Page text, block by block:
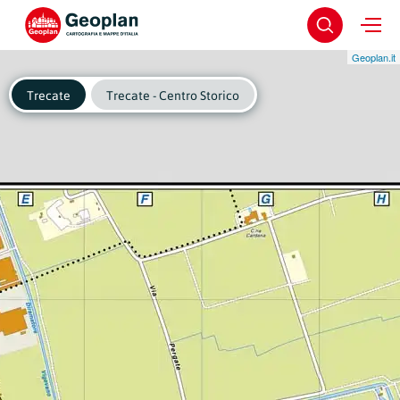
Geoplan.it
Trecate Trecate - Centro Storico